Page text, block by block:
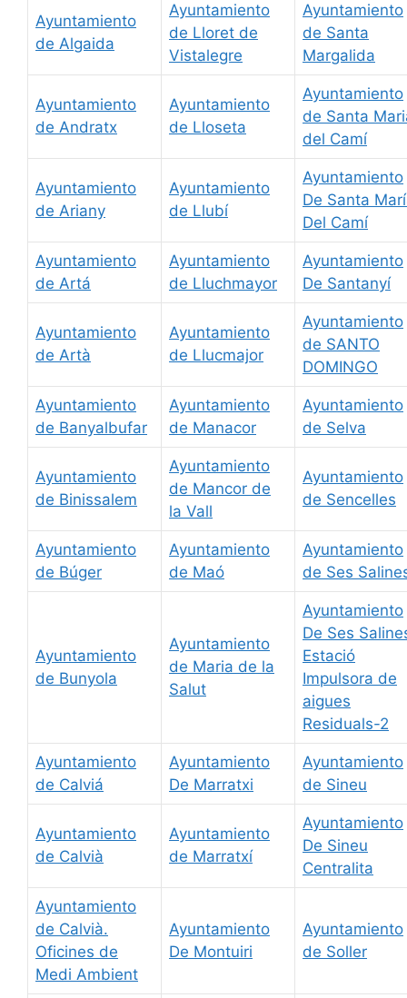
Ayuntamiento
de Algaida
Ayuntamiento
de Lloret de
Vistalegre
Ayuntamiento
de Santa
Margalida
Ayuntamiento
de Andratx
Ayuntamiento
de Lloseta
Ayuntamiento
de Santa
del Camí
Ayuntamiento
de Ariany
Ayuntamiento
de Llubí
Ayuntamiento
De Santa
Del Camí
Ayuntamiento
de Artá
Ayuntamiento
de Lluchmayor
Ayuntamiento
De Santanyí
Ayuntamiento
de Artà
Ayuntamiento
de Llucmajor
Ayuntamiento
de SANTO
DOMINGO
Ayuntamiento
de Banyalbufar
Ayuntamiento
de Manacor
Ayuntamiento
de Selva
Ayuntamiento
de Binissalem
Ayuntamiento
de Mancor de
la Vall
Ayuntamiento
de Sencelles
Ayuntamiento
de Búger
Ayuntamiento
de Maó
Ayuntamiento
de Ses
Ayuntamiento
de Bunyola
Ayuntamiento
de Maria de la
Salut
Ayuntamiento
De Ses
Estació
Impulsora de
aigues
Residuals-2
Ayuntamiento
de Calviá
Ayuntamiento
De Marratxi
Ayuntamiento
de Sineu
Ayuntamiento
de Calvià
Ayuntamiento
de Marratxí
Ayuntamiento
De Sineu
Centralita
Ayuntamiento
de Calvià.
Oficines de
Medi Ambient
Ayuntamiento
De Montuiri
Ayuntamiento
de Soller